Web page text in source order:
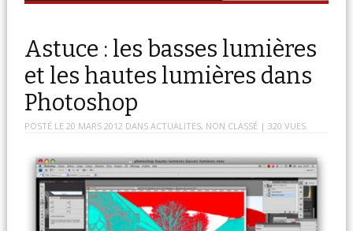
content
Astuce : les basses lumières
et les hautes lumières dans
Photoshop
POSTÉ LE 20 MARS 2012 DANSACTUALITES, NON CLASSÉ | 320 VUES